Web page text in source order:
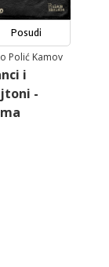
Posudi
Polić Kamov
i
-